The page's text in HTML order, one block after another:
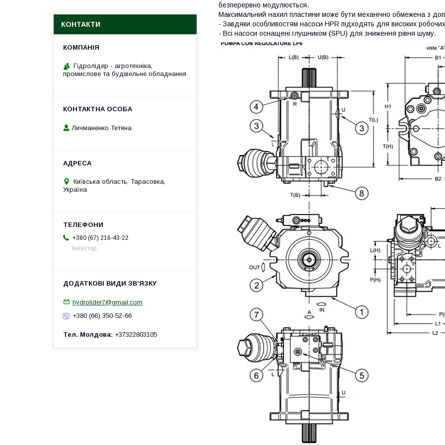
безперервно модулюється.
Максимальний нахил пластини може бути механічно обмежена з
- Завдяки особливостям насоси HPR підходять для високих
- Всі насоси оснащені глушником (SPU) для зниження рівня шуму.
КОНТАКТИ
Гідролідер - агротехніка,
промислове та будівельне обладнання
Личманенко Тетяна
Київська область, Тарасовка,
Україна
+380 (67) 216-43-22
Київстар
hydrolider7@gmail.com
+380 (66) 350-52-66
Тел. Молдова +37322803105